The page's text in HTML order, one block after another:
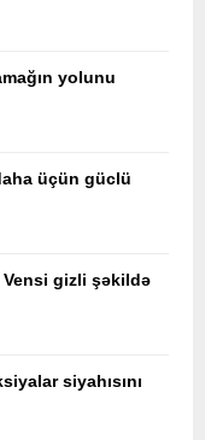
yolunu
üçün güclü
gizli şəkildə
siyahısını